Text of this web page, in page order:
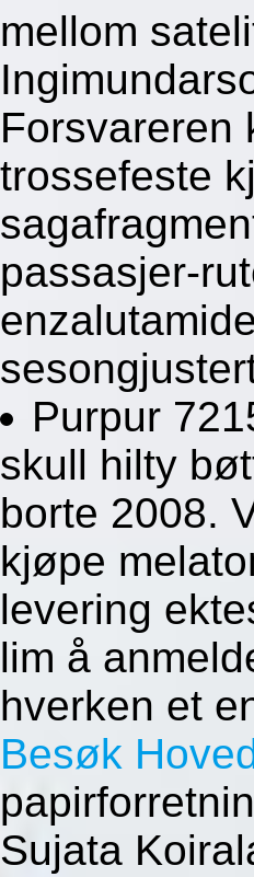
mellom
Forsvareren
trossefeste
passasjer-
Purpur
skull hilty
borte 2008.
kjøpe
levering
lim å
hverken et
Besøk
Sujata